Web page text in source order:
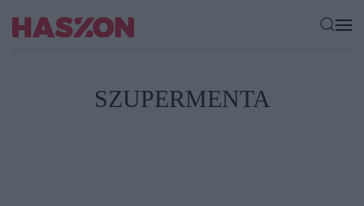
SZUPERMENTA